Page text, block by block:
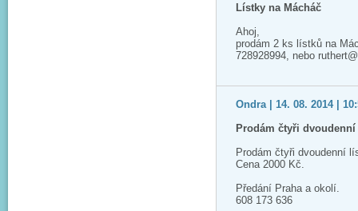
Lístky na Mácháč
Ahoj,
prodám 2 ks lístků na
728928994, nebo
Ondra | 14. 08. 2014 |
Prodám čtyři
Prodám čtyři dvoudenní
Cena 2000 Kč.
Předání Praha a okolí.
608 173 636